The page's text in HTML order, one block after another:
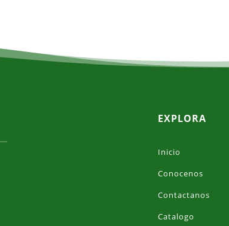
EXPLORA
Inicio
Conocenos
Contactanos
Catalogo